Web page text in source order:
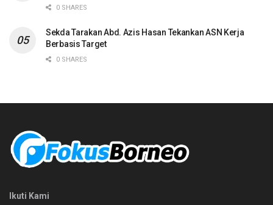
0 SHARES
Sekda Tarakan Abd. Azis Hasan Tekankan ASN Kerja
Berbasis Target
0 SHARES
Ikuti Kami